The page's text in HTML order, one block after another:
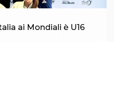
ai Mondiali è U16